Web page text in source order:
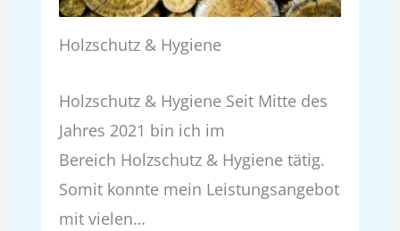
Holzschutz & Hygiene
Holzschutz & Hygiene Seit Mitte des
Jahres 2021 bin ich im
Bereich Holzschutz & Hygiene tätig.
Somit konnte mein Leistungsangebot
mit vielen…